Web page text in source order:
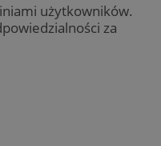
użytkowników.
za